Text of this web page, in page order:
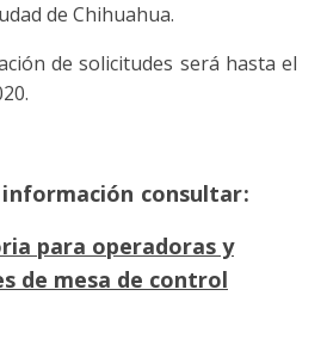
de Chihuahua.
de solicitudes será hasta el
consultar:
para operadoras y
de mesa de control